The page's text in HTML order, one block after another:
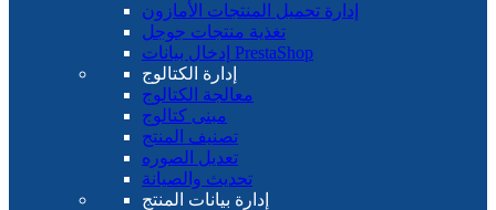
إدارة تحميل المنتجات الأمازون
تغذية منتجات جوجل
إدخال بيانات PrestaShop
إدارة الكتالوج
معالجة الكتالوج
مبنى كتالوج
تصنيف المنتج
تعديل الصوره
تحديث والصيانة
إدارة بيانات المنتج